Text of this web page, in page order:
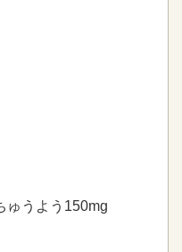
ゅうよう150mg